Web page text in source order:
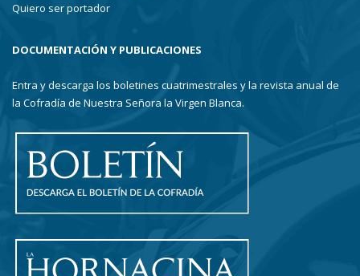
Quiero ser portador
DOCUMENTACIÓN Y PUBLICACIONES
Entra y descarga los boletines cuatrimestrales y la revista anual de
la Cofradía de Nuestra Señora la Virgen Blanca.